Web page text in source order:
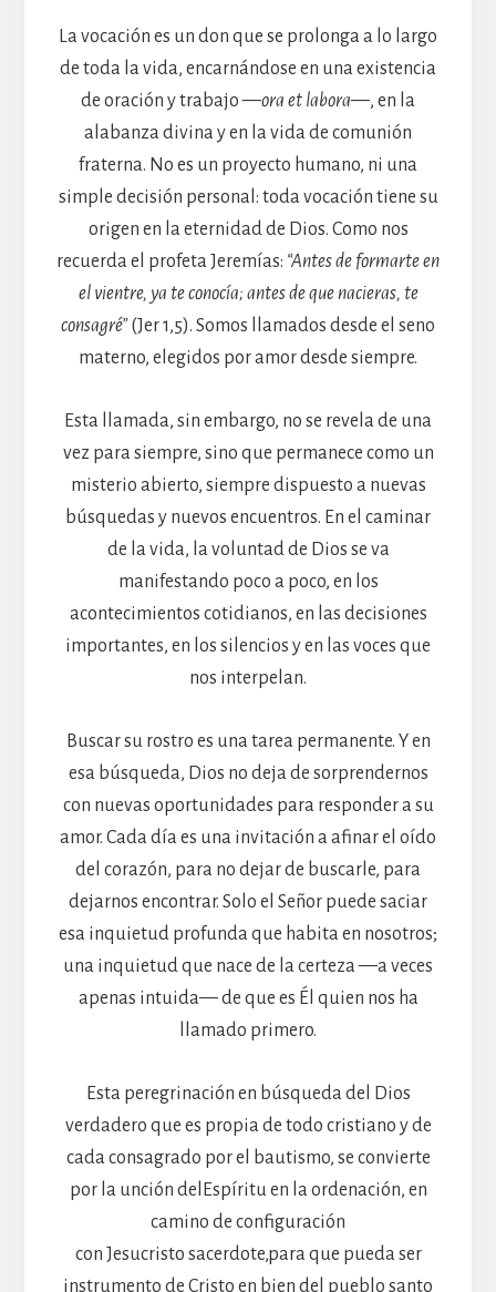
La vocación es un don que se prolonga a lo largo
de toda la vida, encarnándose en una existencia
de oración y trabajo —ora et labora—, en la
alabanza divina y en la vida de comunión
fraterna. No es un proyecto humano, ni una
simple decisión personal: toda vocación tiene su
origen en la eternidad de Dios. Como nos
recuerda el profeta Jeremías: “Antes de formarte en
el vientre, ya te conocía; antes de que nacieras, te
consagré”(Jer 1,5). Somos llamados desde el seno
materno, elegidos por amor desde siempre.
Esta llamada, sin embargo, no se revela de una
vez para siempre, sino que permanece como un
misterio abierto, siempre dispuesto a nuevas
búsquedas y nuevos encuentros. En el caminar
de la vida, la voluntad de Dios se va
manifestando poco a poco, en los
acontecimientos cotidianos, en las decisiones
importantes, en los silencios y en las voces que
nos interpelan.
Buscar su rostro es una tarea permanente. Y en
esa búsqueda, Dios no deja de sorprendernos
con nuevas oportunidades para responder a su
amor. Cada día es una invitación a afinar el oído
del corazón, para no dejar de buscarle, para
dejarnos encontrar. Solo el Señor puede saciar
esa inquietud profunda que habita en nosotros;
una inquietud que nace de la certeza —a veces
apenas intuida— de que es Él quien nos ha
llamado primero.
Esta peregrinación en búsqueda del Dios
verdadero que es propia de todo cristiano y de
cada consagrado por el bautismo, se convierte
por la unción delEspíritu en la ordenación, en
camino de configuración
con Jesucristo sacerdote,para que pueda ser
instrumento de Cristo en bien del pueblo santo